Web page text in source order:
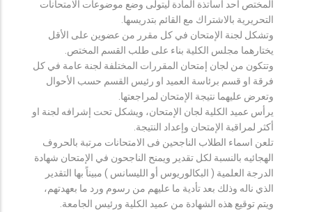
المختص أحد أساتذة المادة ليتولى وضع موضوعات الامتحانات
التحريرية بالاشتراك مع القائم بتدريسها.
وتشكل لجنة الإمتحان في كل مقرر من عضوين على الأقل
يختارهما مجلس الكلية بناء على طلب القسم المختص.
وتتكون من لجان إمتحان المقررات المختلفة لجنة عامة في كل
فرقة او قسم برئاسة العميد او رئيس القسم حسب الأحوال
وتعرض عليهما نتيجة الإمتحان لمراجعتها.
يرأس عميد الكلية لجان الإمتحان، ويشكل تحت إشرافه لجنة او
أكثر لمراقبة الإمتحان وإعداد النتيجة.
تلعن اسماء الطلاب الناجحين فى الامتحانات مرتبة بالحروف
الهجائيه بالنسبة لكل تقدير ويمنح الناجحون في الإمتحان شهادة
الدرجة العلمية ( البكالوريوس أو الليسانس ) مبيناً بها التقدير
الذي ناله وذلك بعد تأدية ما عليهم من رسوم ورد ما بعهدتهم،
ويتم توقيع هذه الشهادة من عميد الكلية ورئيس الجامعة.